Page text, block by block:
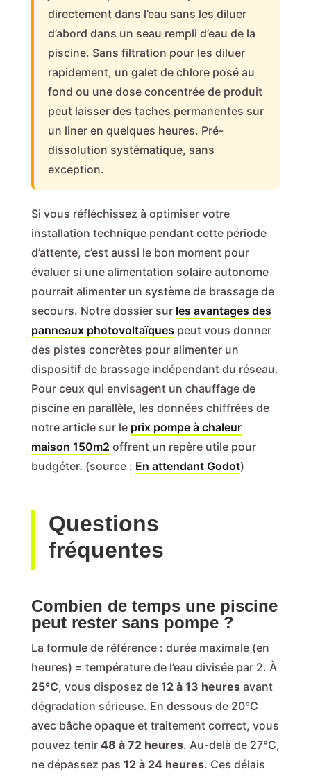
directement dans l’eau sans les diluer
d’abord dans un seau rempli d’eau de la
piscine. Sans filtration pour les diluer
rapidement, un galet de chlore posé au
fond ou une dose concentrée de produit
peut laisser des taches permanentes sur
un liner en quelques heures. Pré-
dissolution systématique, sans
exception.
Si vous réfléchissez à optimiser votre
installation technique pendant cette période
d’attente, c’est aussi le bon moment pour
évaluer si une alimentation solaire autonome
pourrait alimenter un système de brassage de
secours. Notre dossier sur les avantages des
panneaux photovoltaïques peut vous donner
des pistes concrètes pour alimenter un
dispositif de brassage indépendant du réseau.
Pour ceux qui envisagent un chauffage de
piscine en parallèle, les données chiffrées de
notre article sur le prix pompe à chaleur
maison 150m2 offrent un repère utile pour
budgéter. (source : En attendant Godot)
Questions
fréquentes
Combien de temps une piscine
peut rester sans pompe ?
La formule de référence : durée maximale (en
heures) = température de l’eau divisée par 2. À
25°C, vous disposez de 12 à 13 heuresavant
dégradation sérieuse. En dessous de 20°C
avec bâche opaque et traitement correct, vous
pouvez tenir 48 à 72 heures. Au-delà de 27°C,
ne dépassez pas 12 à 24 heures. Ces délais